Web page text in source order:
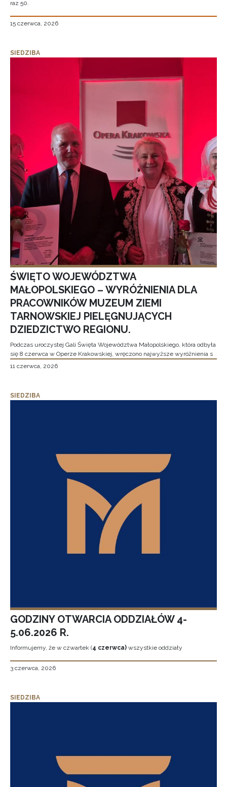
raz 50.
15 czerwca, 2026
SIEDZIBA
ŚWIĘTO WOJEWÓDZTWA
MAŁOPOLSKIEGO – WYRÓŻNIENIA DLA
PRACOWNIKÓW MUZEUM ZIEMI
TARNOWSKIEJ PIELĘGNUJĄCYCH
DZIEDZICTWO REGIONU.
Podczas uroczystej Gali Święta Województwa Małopolskiego, która odbyła
się 8 czerwca w Operze Krakowskiej, wręczono najwyższe wyróżnienia s
11 czerwca, 2026
SIEDZIBA
GODZINY OTWARCIA ODDZIAŁÓW 4-
5.06.2026 R.
Informujemy, że w czwartek (4 czerwca) wszystkie oddziały
3 czerwca, 2026
SIEDZIBA